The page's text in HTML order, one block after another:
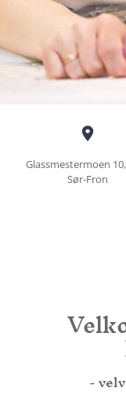
Glassmestermoen
Sør-Fron
-